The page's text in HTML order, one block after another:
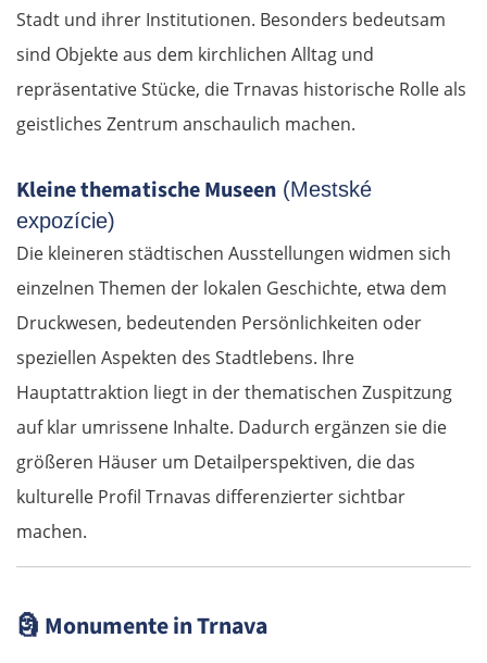
Stadt und ihrer Institutionen. Besonders bedeutsam
sind Objekte aus dem kirchlichen Alltag und
repräsentative Stücke, die Trnavas historische Rolle als
geistliches Zentrum anschaulich machen.
Kleine thematische Museen (Mestské
expozície)
Die kleineren städtischen Ausstellungen widmen sich
einzelnen Themen der lokalen Geschichte, etwa dem
Druckwesen, bedeutenden Persönlichkeiten oder
speziellen Aspekten des Stadtlebens. Ihre
Hauptattraktion liegt in der thematischen Zuspitzung
auf klar umrissene Inhalte. Dadurch ergänzen sie die
größeren Häuser um Detailperspektiven, die das
kulturelle Profil Trnavas differenzierter sichtbar
machen.
🗿 Monumente in Trnava